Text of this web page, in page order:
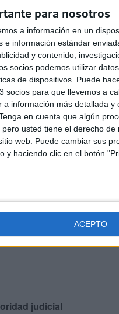
para nosotros
a información en un
información estándar
y contenido,
socios podemos utilizar
de dispositivos. Puede
socios para que llevemos a
información más detallada y
en cuenta que algún
usted tiene el derecho de
web. Puede cambiar sus
y haciendo clic en el botón
ACEPTO
para intentar
en piezas de
judicial